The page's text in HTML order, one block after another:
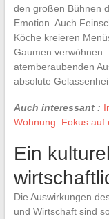
den großen Bühnen
Emotion. Auch
Köche kreieren
Gaumen
atemberaubenden
absolute
Auch interessant :
Wohnung: Fokus auf
Ein
Die Auswirkungen
und Wirtschaft sind